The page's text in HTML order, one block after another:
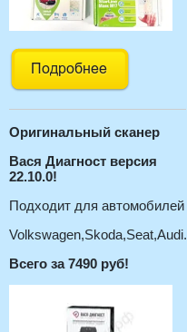
Оригинальный сканер
Вася Диагност версия
22.10.0!
Подходит для автомобилей
Volkswagen,Skoda,Seat,Audi.
Всего за 7490 руб!